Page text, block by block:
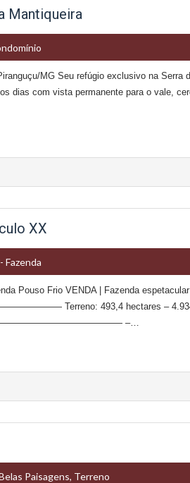
Mantiqueira
MG Seu refúgio exclusivo na Serra
dias com vista permanente para o vale,
XX
- Fazenda
Pouso Frio VENDA | Fazenda
Terreno: 493,4 hectares –
–…
Paisagens, Terreno